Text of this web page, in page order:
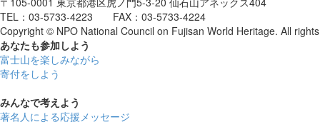
TEL：03-5733-4223 FAX：03-5733-4224
Copyright © NPO National Council on Fujisan World Heritage. All
あなたも参加しよう
富士山を楽しみながら
寄付をしよう
みんなで考えよう
著名人による応援メッセージ